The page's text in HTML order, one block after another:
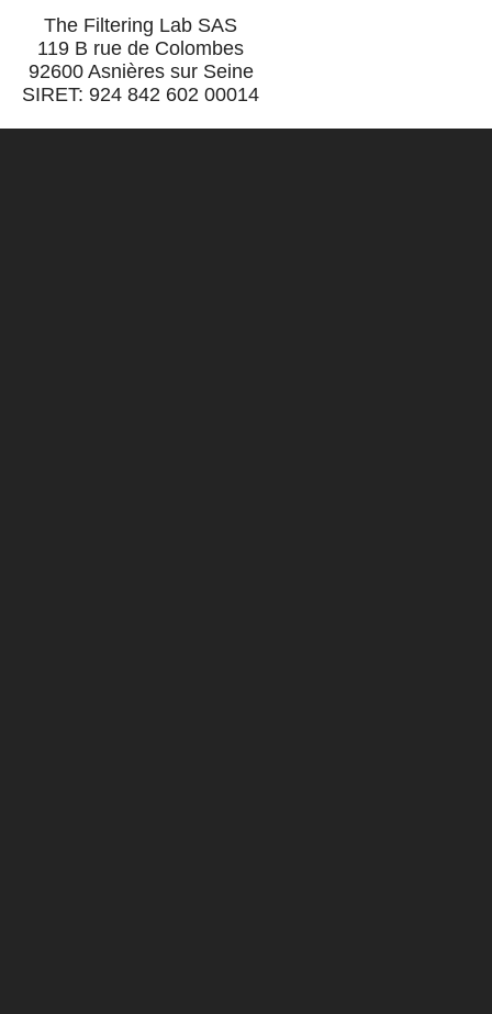
The Filtering Lab SAS
119 B rue de Colombes
92600 Asnières sur Seine
SIRET: 924 842 602 00014